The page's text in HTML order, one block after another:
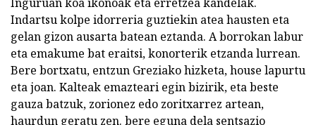
Indartsu kolpe idorreria guztiekin atea hausten eta
gelan gizon ausarta batean eztanda. A borrokan labur
eta emakume bat eraitsi, konorterik etzanda lurrean.
Bere bortxatu, entzun Greziako hizketa, house lapurtu
eta joan. Kalteak emazteari egin bizirik, eta beste
gauza batzuk, zorionez edo zoritxarrez artean,
haurdun geratu zen. bere eguna dela sentsazio